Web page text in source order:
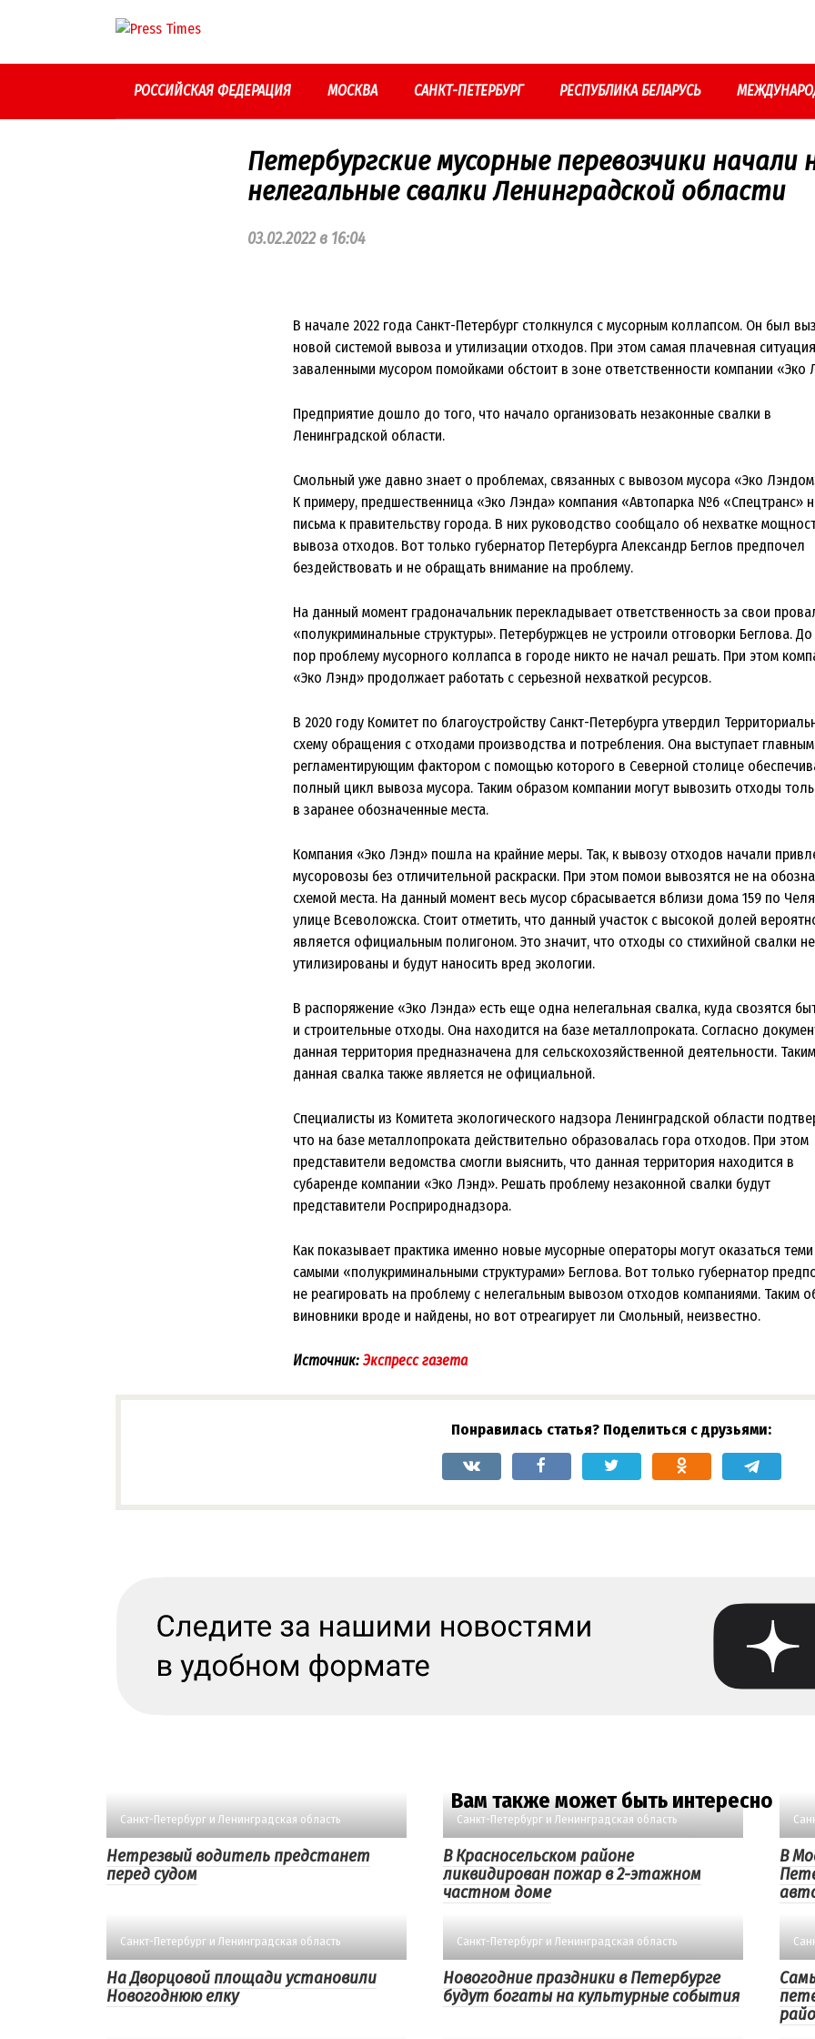
РОССИЙСКАЯ ФЕДЕРАЦИЯ МОСКВА САНКТ-ПЕТЕРБУРГ РЕСПУБЛИКА БЕЛАРУСЬ
Петербургские мусорные перевозчики начали
нелегальные свалки Ленинградской области
03.02.2022 в 16:04
В начале 2022 года Санкт-Петербург столкнулся с мусорным коллапсом. Он был
новой системой вывоза и утилизации отходов. При этом самая плачевная
заваленными мусором помойками обстоит в зоне ответственности компании «Эко
Предприятие дошло до того, что начало организовать незаконные свалки в
Ленинградской области.
Смольный уже давно знает о проблемах, связанных с вывозом мусора «Эко
К примеру, предшественница «Эко Лэнда» компания «Автопарка №6 «Спецтранс»
письма к правительству города. В них руководство сообщало об нехватке
вывоза отходов. Вот только губернатор Петербурга Александр Беглов предпочел
бездействовать и не обращать внимание на проблему.
На данный момент градоначальник перекладывает ответственность за свои
«полукриминальные структуры». Петербуржцев не устроили отговорки Беглова. До
пор проблему мусорного коллапса в городе никто не начал решать. При этом
«Эко Лэнд» продолжает работать с серьезной нехваткой ресурсов.
В 2020 году Комитет по благоустройству Санкт-Петербурга утвердил
схему обращения с отходами производства и потребления. Она выступает главным
регламентирующим фактором с помощью которого в Северной столице
полный цикл вывоза мусора. Таким образом компании могут вывозить отходы
в заранее обозначенные места.
Компания «Эко Лэнд» пошла на крайние меры. Так, к вывозу отходов начали
мусоровозы без отличительной раскраски. При этом помои вывозятся не на
схемой места. На данный момент весь мусор сбрасывается вблизи дома 159 по
улице Всеволожска. Стоит отметить, что данный участок с высокой долей
является официальным полигоном. Это значит, что отходы со стихийной свалки
утилизированы и будут наносить вред экологии.
В распоряжение «Эко Лэнда» есть еще одна нелегальная свалка, куда свозятся
и строительные отходы. Она находится на базе металлопроката. Согласно
данная территория предназначена для сельскохозяйственной деятельности.
данная свалка также является не официальной.
Специалисты из Комитета экологического надзора Ленинградской области
что на базе металлопроката действительно образовалась гора отходов. При этом
представители ведомства смогли выяснить, что данная территория находится в
субаренде компании «Эко Лэнд». Решать проблему незаконной свалки будут
представители Росприроднадзора.
Как показывает практика именно новые мусорные операторы могут оказаться теми
самыми «полукриминальными структурами» Беглова. Вот только губернатор
не реагировать на проблему с нелегальным вывозом отходов компаниями. Таким
виновники вроде и найдены, но вот отреагирует ли Смольный, неизвестно.
Источник: Экспресс газета
Понравилась статья? Поделиться с друзьями:
Вам также может быть интересно
Санкт-Петербург и Ленинградская область
Нетрезвый водитель предстанет
перед судом
Санкт-Петербург и Ленинградская область
В Красносельском районе
ликвидирован пожар в 2-этажном
частном доме
В
Санкт-Петербург и Ленинградская область
На Дворцовой площади установили
Новогоднюю елку
Санкт-Петербург и Ленинградская область
Новогодние праздники в Петербурге
будут богаты на культурные события